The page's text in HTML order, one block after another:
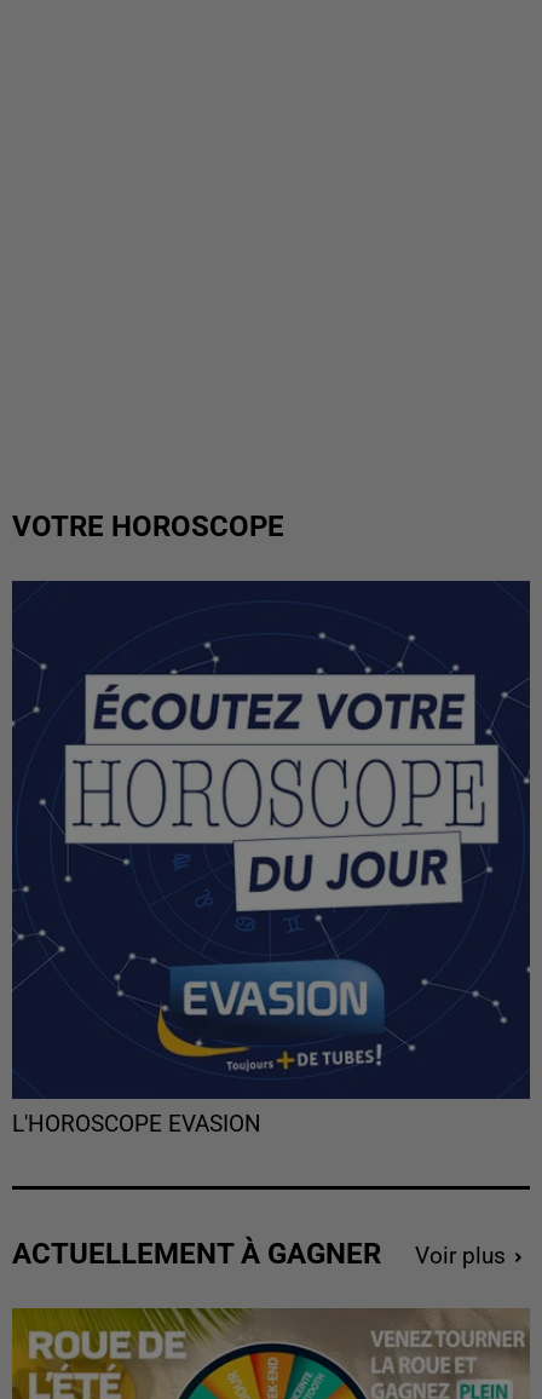
VOTRE HOROSCOPE
L'HOROSCOPE EVASION
ACTUELLEMENT À GAGNER Voir plus